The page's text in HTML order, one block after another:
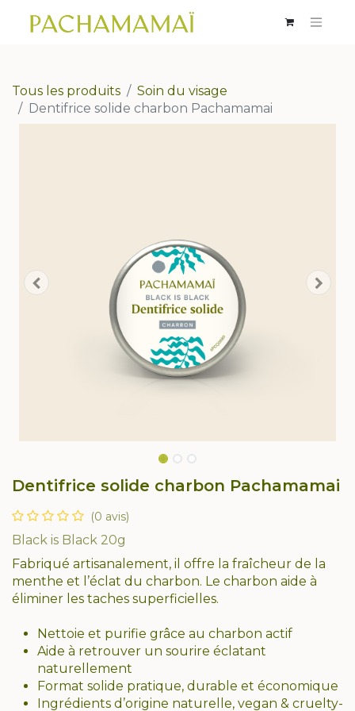
Tous les produits
Soin du visage
Dentifrice solide charbon Pachamamai
Dentifrice solide charbon Pachamamai
(0 avis)
Black is Black 20g
Fabriqué artisanalement, il offre la fraîcheur de la
menthe et l’éclat du charbon. Le charbon aide à
éliminer les taches superficielles.
Nettoie et purifie grâce au charbon actif
Aide à retrouver un sourire éclatant
naturellement
Format solide pratique, durable et économique
Ingrédients d’origine naturelle, vegan & cruelty-